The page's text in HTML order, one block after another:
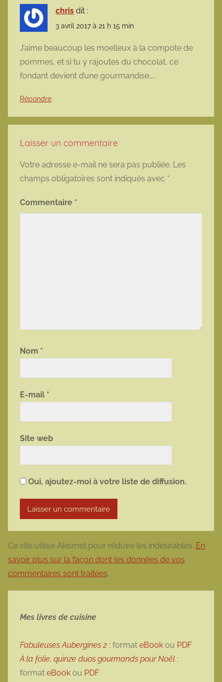
chris dit :
3 avril 2017 à 21 h 15 min
J’aime beaucoup les moelleux à la compote de
pommes, et si tu y rajoutes du chocolat, ce
fondant devient d’une gourmandise…..
Répondre
Laisser un commentaire
Votre adresse e-mail ne sera pas publiée. Les
champs obligatoires sont indiqués avec *
Commentaire *
Nom *
E-mail *
Site web
Oui, ajoutez-moi à votre liste de diffusion.
Ce site utilise Akismet pour réduire les indésirables. En
savoir plus sur la façon dont les données de vos
commentaires sont traitées.
Mes livres de cuisine
Fabuleuses Aubergines 2 : format eBook ou PDF
À la folie, quinze duos gourmands pour Noël :
format eBook ou PDF